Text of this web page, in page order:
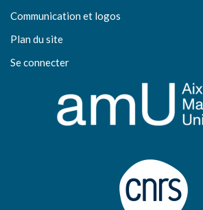
Communication et logos
Plan du site
Se connecter